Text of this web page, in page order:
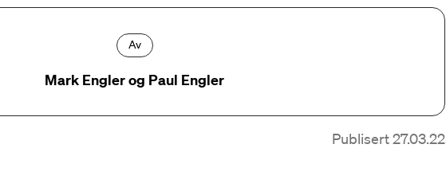
Av
Mark Engler og Paul Engler
Publisert 27.03.22